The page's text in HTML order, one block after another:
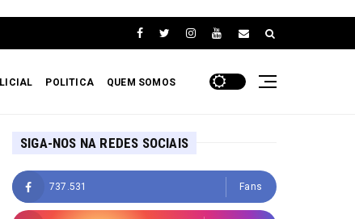
POLITICA QUEM SOMOS
SIGA-NOS NA REDES SOCIAIS
737.531 Fans